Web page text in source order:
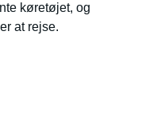
køretøjet, og
at rejse.